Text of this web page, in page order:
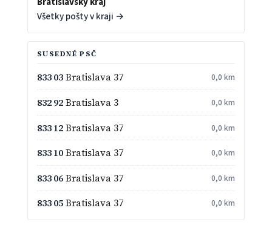
Všetky pošty v kraji →
SUSEDNÉ PSČ
833 03Bratislava 37 0,0 km
832 92Bratislava 3 0,0 km
833 12Bratislava 37 0,0 km
833 10Bratislava 37 0,0 km
833 06Bratislava 37 0,0 km
833 05Bratislava 37 0,0 km